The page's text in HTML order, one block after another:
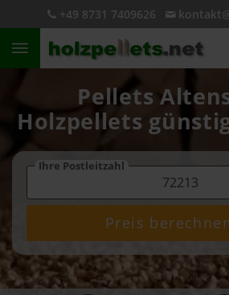
+49 8731 7409626
Pellets
Holzpellets
Ihre Postleitzahl
Preis